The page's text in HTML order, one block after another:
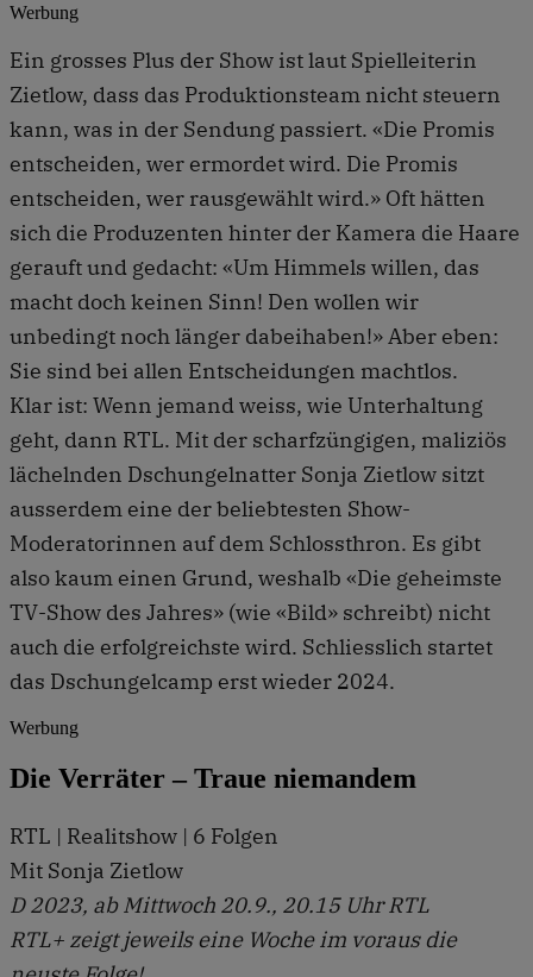
Werbung
Ein grosses Plus der Show ist laut Spielleiterin
Zietlow, dass das Produktionsteam nicht steuern
kann, was in der Sendung passiert. «Die Promis
entscheiden, wer ermordet wird. Die Promis
entscheiden, wer rausgewählt wird.» Oft hätten
sich die Produzenten hinter der Kamera die Haare
gerauft und gedacht: «Um Himmels willen, das
macht doch keinen Sinn! Den wollen wir
unbedingt noch länger dabeihaben!» Aber eben:
Sie sind bei allen Entscheidungen machtlos.
Klar ist: Wenn jemand weiss, wie Unterhaltung
geht, dann RTL. Mit der scharfzüngigen, maliziös
lächelnden Dschungelnatter Sonja Zietlow sitzt
ausserdem eine der beliebtesten Show-
Moderatorinnen auf dem Schlossthron. Es gibt
also kaum einen Grund, weshalb «Die geheimste
TV-Show des Jahres» (wie «Bild» schreibt) nicht
auch die erfolgreichste wird. Schliesslich startet
das Dschungelcamp erst wieder 2024.
Werbung
Die Verräter – Traue niemandem
RTL | Realitshow | 6 Folgen
Mit Sonja Zietlow
D 2023, ab Mittwoch 20.9., 20.15 Uhr RTL
RTL+ zeigt jeweils eine Woche im voraus die